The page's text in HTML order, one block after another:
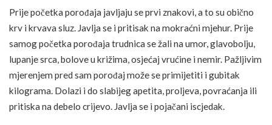
Prije početka porođaja javljaju se prvi znakovi, a to su obično
krv i krvava sluz. Javlja se i pritisak na mokraćni mjehur. Prije
samog početka porođaja trudnica se žali na umor, glavobolju,
lupanje srca, bolove u križima, osjećaj vrućine i nemir. Pažljivim
mjerenjem pred sam porođaj može se primijetiti i gubitak
kilograma. Dolazi i do slabijeg apetita, proljeva, povraćanja ili
pritiska na debelo crijevo. Javlja se i pojačani iscjedak.